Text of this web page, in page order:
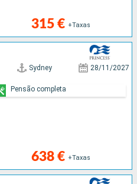
315 € +Taxas
Sydney 28/11/2027
638 € +Taxas
Pensão completa